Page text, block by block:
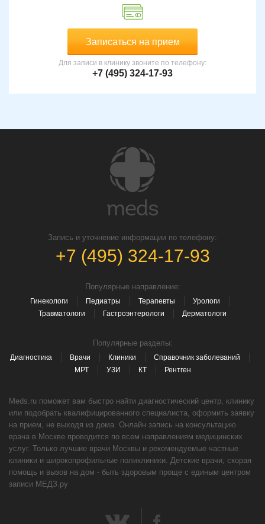
Записаться на прием
Для записи в клинику звоните по телефону:
+7 (495) 324-17-93
Запись и уточнение информации по телефону:
+7 (495) 324-17-93
Популярные направление:
Гинекологи Педиатры Терапевты
Урологи
Травматологи
Гастроэнтерологи Дерматологи
Популярные разделы:
Диагностика Врачи Клиники
Справочник заболеваний
МРТ
УЗИ КТ Рентген
Meds.ru поможет вам быстро найти диагностический центр, клинику
или подобрать квалифицированного специалиста, оформить заявку
на прием, не выходя из дома. Онлайн запись на консультацию
врача в Москве проводится по всем направлениям медицинских
услуг. Только лучшие врачи Москвы и рекомендуемые частные
клиники и широкопрофильные поликлиники. Детские врачи, скорая
помощь и вызов на дом - быть здоровым проще с единым центром
записи МЕДЗ.ру